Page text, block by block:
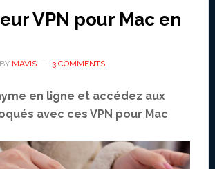
VPN pour Mac en
BY MAVIS 3 COMMENTS
en ligne et accédez aux
avec ces VPN pour Mac